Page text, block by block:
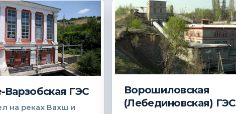
Варзобская ГЭС
на реках Вахш и
Ворошиловская
(Лебединовская) ГЭС